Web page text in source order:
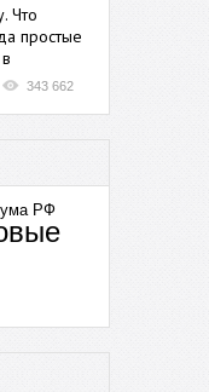
Что
простые
343 662
РФ